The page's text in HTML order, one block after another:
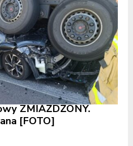
ZMIAŻDŻONY.
[FOTO]